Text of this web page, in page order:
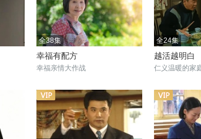
全38集
幸福有配方
幸福亲情大作战
全24集
越活越明白
仁义温暖的家